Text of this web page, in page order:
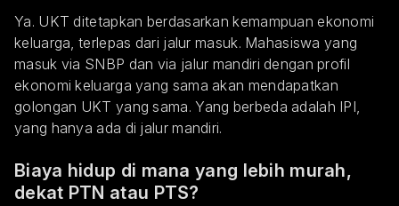
Ya. UKT ditetapkan berdasarkan kemampuan ekonomi
keluarga, terlepas dari jalur masuk. Mahasiswa yang
masuk via SNBP dan via jalur mandiri dengan profil
ekonomi keluarga yang sama akan mendapatkan
golongan UKT yang sama. Yang berbeda adalah IPI,
yang hanya ada di jalur mandiri.
Biaya hidup di mana yang lebih murah,
dekat PTN atau PTS?